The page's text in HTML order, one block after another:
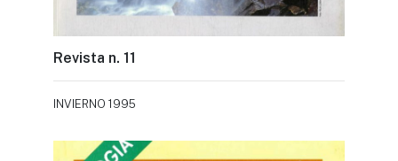
Revista n. 11
INVIERNO 1995